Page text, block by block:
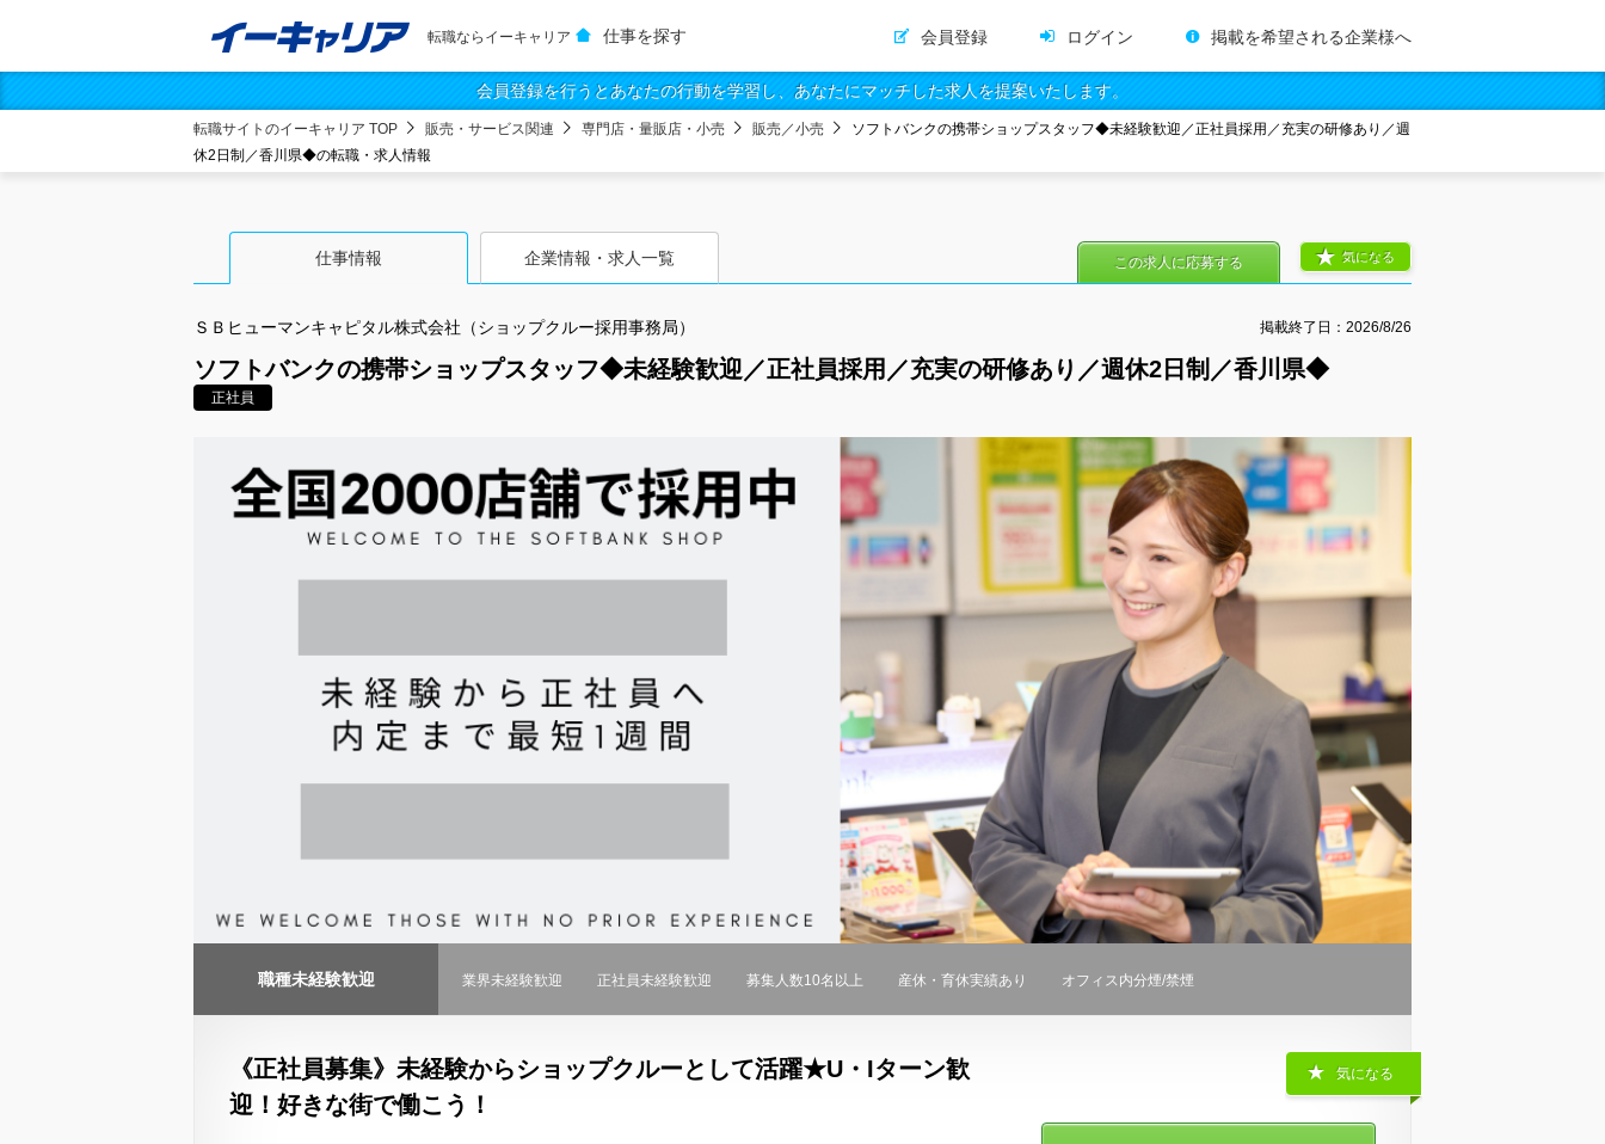
転職ならイーキャリア 仕事を探す 会員登録 ログイン 掲載を希望される企業様へ
会員登録を行うとあなたの行動を学習し、あなたにマッチした求人を提案いたします。
転職サイトのイーキャリア TOP 販売・サービス関連 専門店・量販店・小売 販売／小売
ソフトバンクの携帯ショップスタッフ◆未経験歓迎／正社員採用／充実の研修あり／週
休2日制／香川県◆の転職・求人情報
仕事情報 企業情報・求人一覧
ＳＢヒューマンキャピタル株式会社（ショップクルー採用事務局） 掲載終了日： 2026/8/26
ソフトバンクの携帯ショップスタッフ◆未経験歓迎／正社員採用／充実の研修あり／週休2日制／香川県◆
正社員
気になる
この求人に応募する
職種未経験歓迎 業界未経験歓迎 正社員未経験歓迎 募集人数10名以上 産休・育休実績あり オフィス内分煙/禁煙
《正社員募集》未経験からショップクルーとして活躍★U・Iターン歓
迎！好きな街で働こう！
気になる